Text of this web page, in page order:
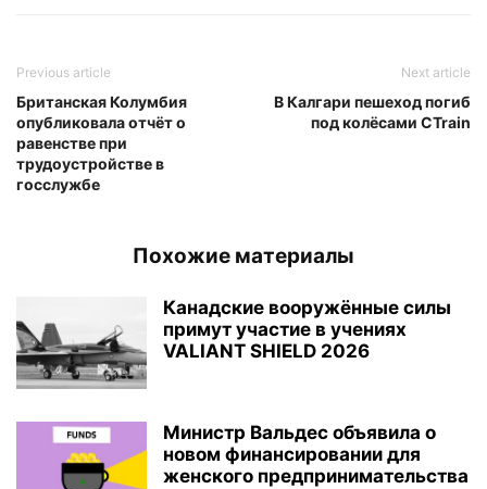
Previous article
Британская Колумбия
опубликовала отчёт о
равенстве при
трудоустройстве в
госслужбе
Next article
В Калгари пешеход погиб
под колёсами CTrain
Похожие материалы
Канадские вооружённые силы
примут участие в учениях
VALIANT SHIELD 2026
Министр Вальдес объявила о
новом финансировании для
женского предпринимательства